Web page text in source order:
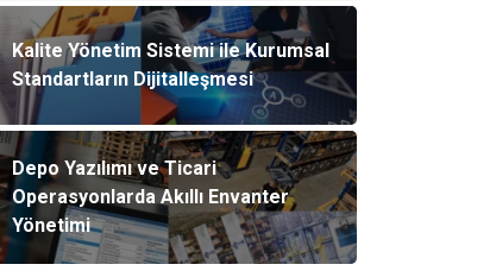
Kalite Yönetim Sistemi ile Kurumsal
Standartların Dijitalleşmesi
Depo Yazılımı ve Ticari
Operasyonlarda Akıllı Envanter
Yönetimi